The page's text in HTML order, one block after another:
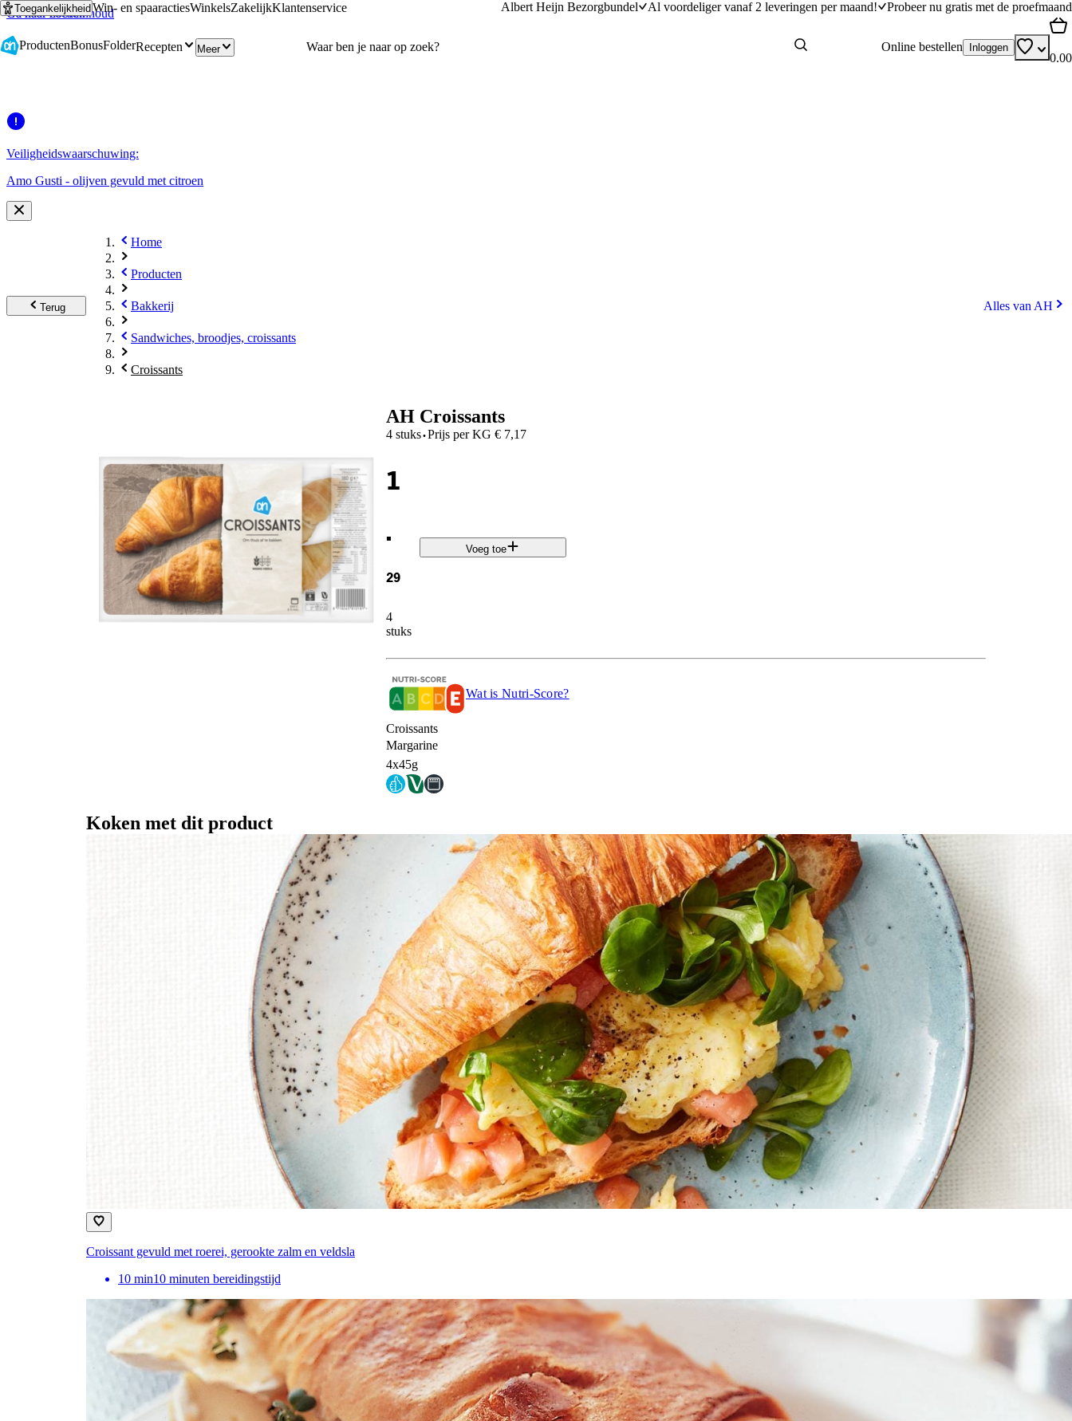
Ga naar hoofdinhoud
Ga naar zoeken
ToegankelijkheidWin- en spaaractiesWinkelsZakelijkKlantenservice Albert Heijn Bezorgbundel Al voordeliger vanaf 2 leveringen per maand! Probeer nu gratis met de proefmaand
ProductenBonusFolderRecepten Meer Online bestellen Inloggen
0.00
Veiligheidswaarschuwing:
Amo Gusti - olijven gevuld met citroen
Terug
Home
Producten
Bakkerij
Sandwiches, broodjes, croissants
Croissants
Alles van AH
AH Croissants
4 stuks·Prijs per KG € 7,17
1
.
29
4
stuks
Voeg toe
Wat is Nutri-Score?
Croissants
Margarine
4x45g
Koken met dit product
Croissant gevuld met roerei, gerookte zalm en veldsla
10 min10 minuten bereidingstijd